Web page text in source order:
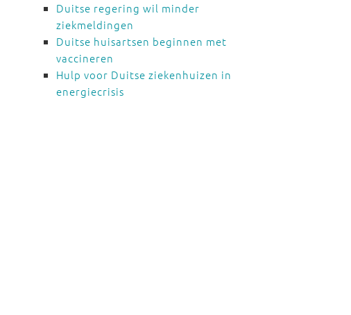
Duitse regering wil minder
ziekmeldingen
Duitse huisartsen beginnen met
vaccineren
Hulp voor Duitse ziekenhuizen in
energiecrisis